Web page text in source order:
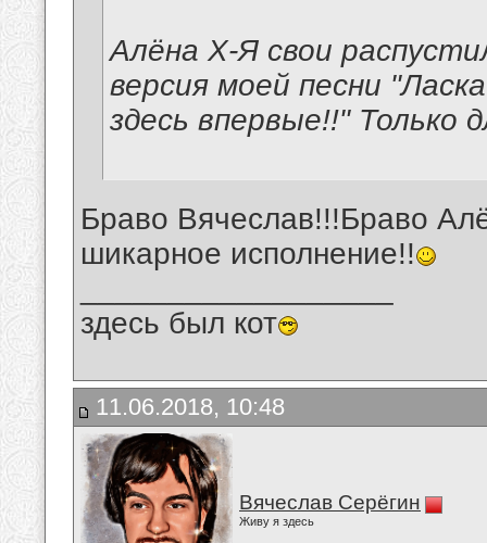
Алёна Х-Я свои
версия моей песни
здесь впервые!!" Только
Браво Вячеслав!!!Браво
шикарное исполнение!!
здесь был кот
11.06.2018, 10:48
Вячеслав Серёгин
Живу я здесь